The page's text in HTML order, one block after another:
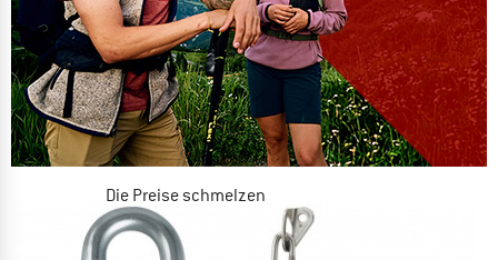
Die Preise schmelzen
JETZT BIS ZU 50% RABATT